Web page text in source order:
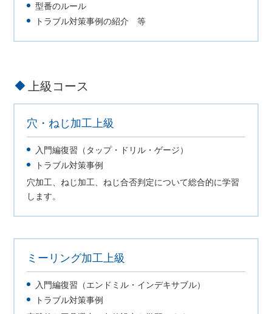
型番のルール
トラブル対策事例の紹介 等
上級コース
穴・ねじ加工上級
入門編復習（タップ・ドリル・ゲージ）
トラブル対策事例
穴加工、ねじ加工、ねじ合否判定について総合的に学習
します。
ミーリング加工上級
入門編復習（エンドミル・インデキサブル）
トラブル対策事例